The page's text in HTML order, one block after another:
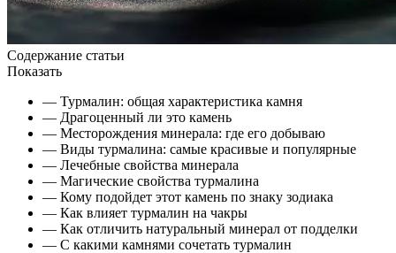
Содержание статьи
Показать
— Турмалин: общая характеристика камня
— Драгоценный ли это камень
— Месторождения минерала: где его добываю
— Виды турмалина: самые красивые и популярные
— Лечебные свойства минерала
— Магические свойства турмалина
— Кому подойдет этот камень по знаку зодиака
— Как влияет турмалин на чакры
— Как отличить натуральный минерал от подделки
— С какими камнями сочетать турмалин